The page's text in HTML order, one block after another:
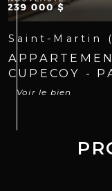
Saint-Martin
CUPECOY -
Voir le bien